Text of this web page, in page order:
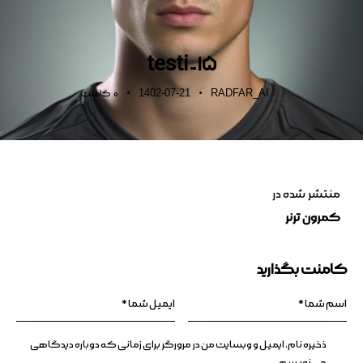
testi-15
RADFAR_AI
1402-07-21
0 کامنت
منتشر شده در
کمرون ترنر
کامنت بگذارید
ذخیره نام، ایمیل و وبسایت من در مرورگر برای زمانی که دوباره دیدگاهی